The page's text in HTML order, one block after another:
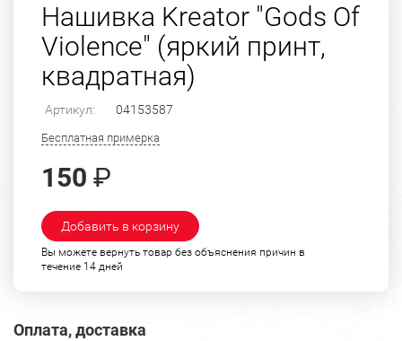
Нашивка Kreator "Gods Of
Violence" (яркий принт,
квадратная)
Артикул: 04153587
Бесплатная примерка
150 ₽
Добавить в корзину
Вы можете вернуть товар без объяснения причин в
течение 14 дней
Оплата, доставка